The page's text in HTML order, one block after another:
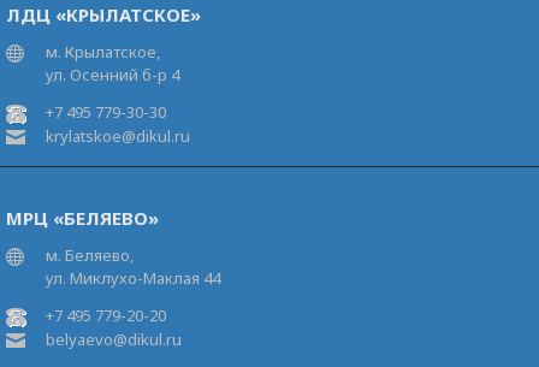
ЛДЦ «КРЫЛАТСКОЕ»
м. Крылатское,
ул. Осенний б-р 4
+7 495 779-30-30
krylatskoe@dikul.ru
МРЦ «БЕЛЯЕВО»
м. Беляево,
ул. Миклухо-Маклая 44
+7 495 779-20-20
belyaevo@dikul.ru